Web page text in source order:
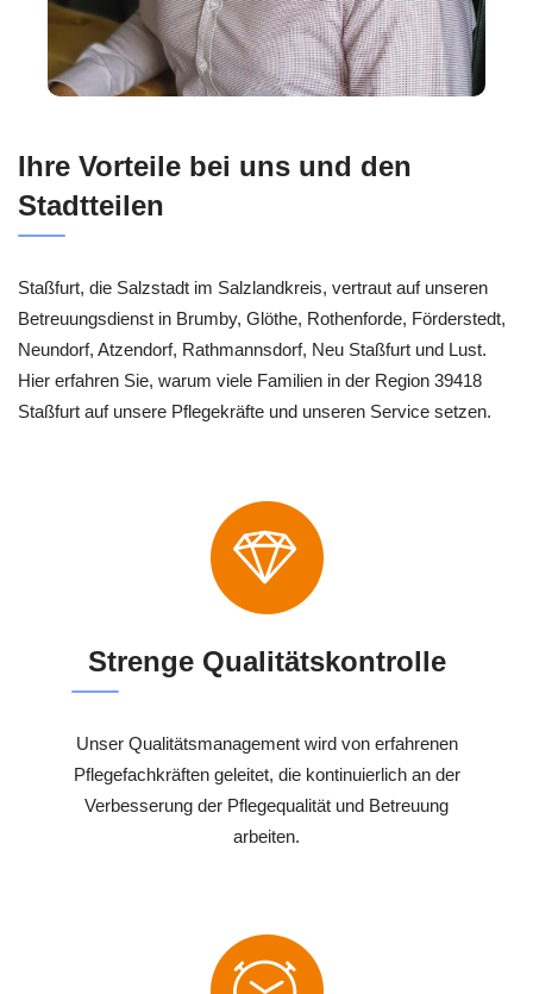
Ihre Vorteile bei uns und den
Stadtteilen
Staßfurt, die Salzstadt im Salzlandkreis, vertraut auf unseren
Betreuungsdienst in Brumby, Glöthe, Rothenforde, Förderstedt,
Neundorf, Atzendorf, Rathmannsdorf, Neu Staßfurt und Lust.
Hier erfahren Sie, warum viele Familien in der Region 39418
Staßfurt auf unsere Pflegekräfte und unseren Service setzen.
Strenge Qualitätskontrolle
Unser Qualitätsmanagement wird von erfahrenen
Pflegefachkräften geleitet, die kontinuierlich an der
Verbesserung der Pflegequalität und Betreuung
arbeiten.